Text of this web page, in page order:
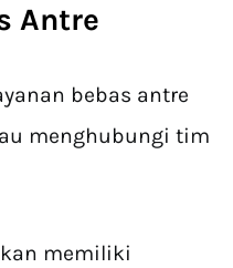
Antre
bebas antre
menghubungi tim
memiliki